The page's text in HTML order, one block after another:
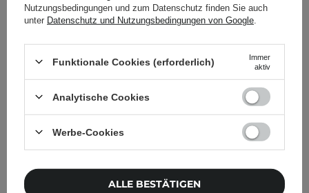
Nutzungsbedingungen und zum Datenschutz finden Sie auch
unter Datenschutz und Nutzungsbedingungen von Google
Funktionale Cookies (erforderlich)
Immer
aktiv
Analytische Cookies
Werbe-Cookies
ALLE BESTÄTIGEN